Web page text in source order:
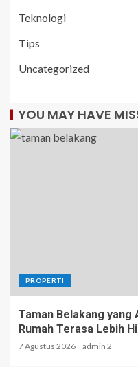
Teknologi
Tips
Uncategorized
YOU MAY HAVE
PROPERTI
Taman Belakang yang
Rumah Terasa Lebih
7 Agustus 2026 admin 2